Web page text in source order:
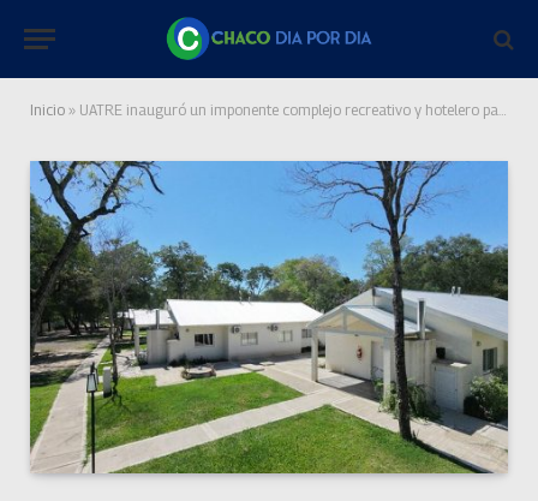
Inicio » UATRE inauguró un imponente complejo recreativo y hotelero para trabajadores rurales en El Paso